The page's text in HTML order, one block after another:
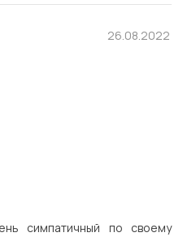
26.08.2022
симпатичный по своему